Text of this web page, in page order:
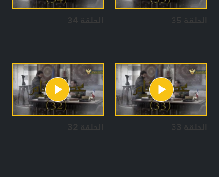
الحلقة 35 الحلقة 34
الحلقة 33 الحلقة 32